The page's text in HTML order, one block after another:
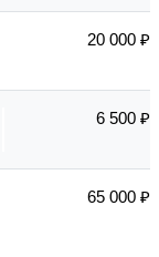
20 000 ₽
6 500 ₽
65 000 ₽